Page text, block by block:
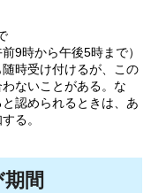
9時から午後5時まで）
時受け付けるが、この
ないことがある。な
認められるときは、あ
る。
間